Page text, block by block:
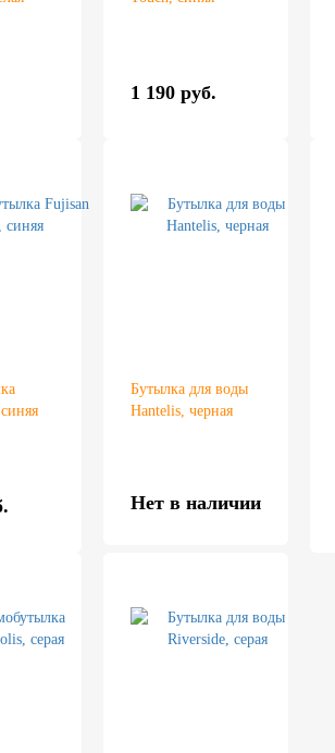
1 190 руб.
Бутылка для воды
Hantelis, черная
Нет в наличии